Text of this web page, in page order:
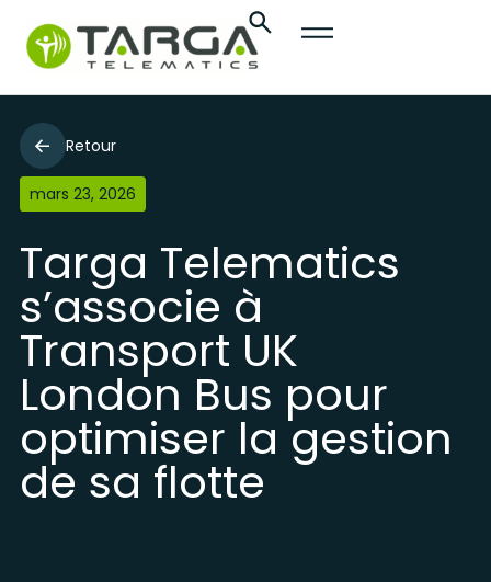
Retour
mars 23, 2026
Targa Telematics
s’associe à
Transport UK
London Bus pour
optimiser la gestion
de sa flotte